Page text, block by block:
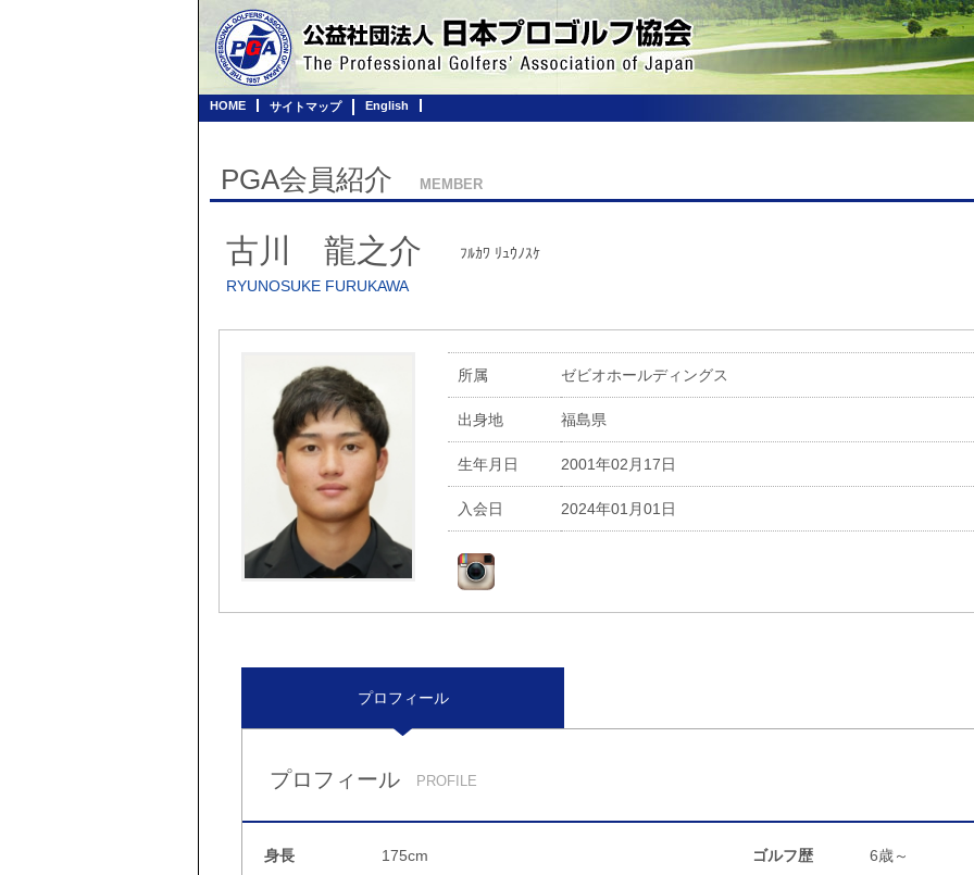
HOME サイトマップ English
PGA会員紹介 MEMBER
古川 龍之介
ﾌﾙｶﾜ ﾘｭｳﾉｽｹ
RYUNOSUKE FURUKAWA
所属 ゼビオホールディングス
出身地 福島県
生年月日 2001年02月17日
入会日 2024年01月01日
プロフィール
プロフィール PROFILE
身長 175cm ゴルフ歴 6歳～